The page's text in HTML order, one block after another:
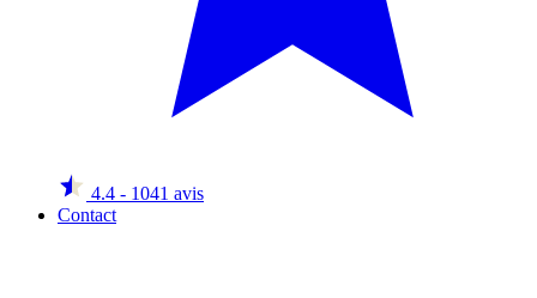
4.4 - 1041 avis
Contact